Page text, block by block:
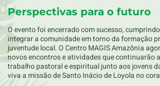
Perspectivas para o futuro
O evento foi encerrado com sucesso,
integrar a comunidade em torno da formação
juventude local. O Centro MAGIS Amazônia
novos encontros e atividades que continuarão
trabalho pastoral e espiritual junto aos jovens
viva a missão de Santo Inácio de Loyola no